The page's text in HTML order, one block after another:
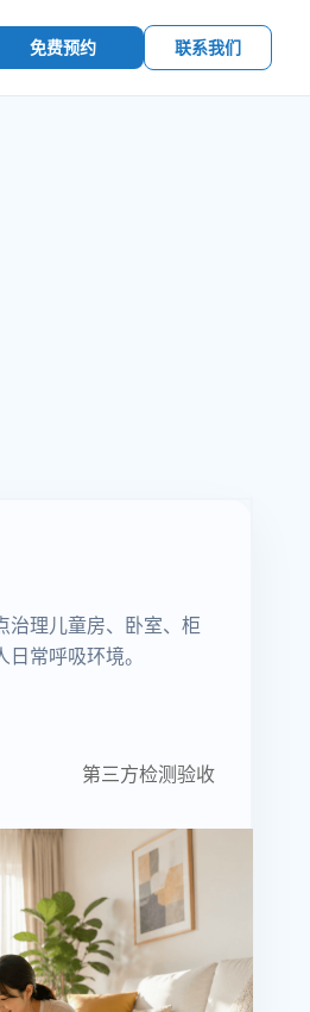
免费预约 联系我们
治理儿童房、卧室、柜
常呼吸环境。
第三方检测验收